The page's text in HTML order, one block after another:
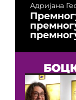
Адријана